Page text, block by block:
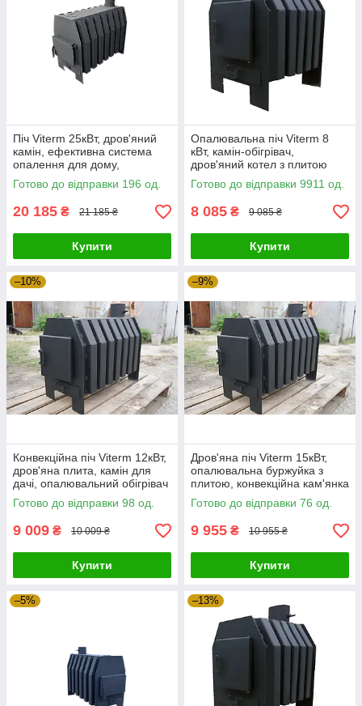
Піч Viterm 25кВт, дров'яний
камін, ефективна система
опалення для дому,
конвектор, буржуйка
Готово до відправки 196 од.
20 185 ₴ 21 185 ₴
Купити
Опалювальна піч Viterm 8
кВт, камін-обігрівач,
дров'яний котел з плитою
для дому
Готово до відправки 9911 од.
8 085 ₴ 9 085 ₴
Купити
–10%
Конвекційна піч Viterm 12кВт,
дров'яна плита, камін для
дачі, опалювальний обігрівач
Готово до відправки 98 од.
9 009 ₴ 10 009 ₴
Купити
–9%
Дров'яна піч Viterm 15кВт,
опалювальна буржуйка з
плитою, конвекційна кам'янка
для дому
Готово до відправки 76 од.
9 955 ₴ 10 955 ₴
Купити
–5% –13%